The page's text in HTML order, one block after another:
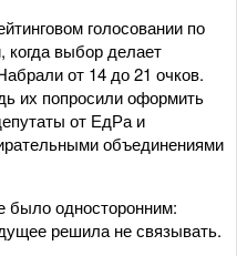
голосовании по
когда выбор делает
от 14 до 21 очков.
их попросили оформить
от ЕдРа и
объединениями
было односторонним:
решила не связывать.